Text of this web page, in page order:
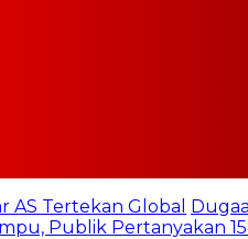
AS Tertekan Global
Publik Pertanyakan